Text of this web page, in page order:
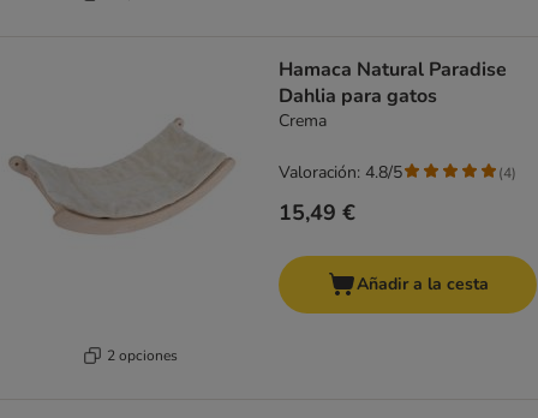
2 opciones
Hamaca Natural Paradise
Dahlia para gatos
Crema
15,49 €
Valoración: 4.8/5 (4)
Añadir a la cesta